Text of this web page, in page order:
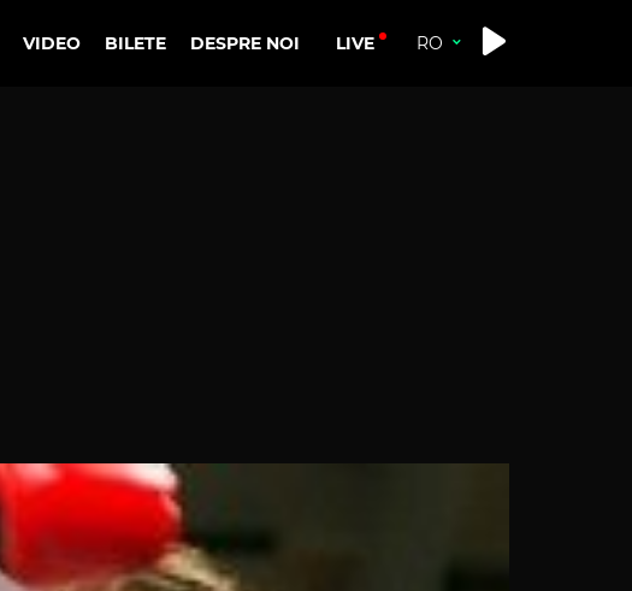
VIDEO BILETE DESPRE NOI LIVE